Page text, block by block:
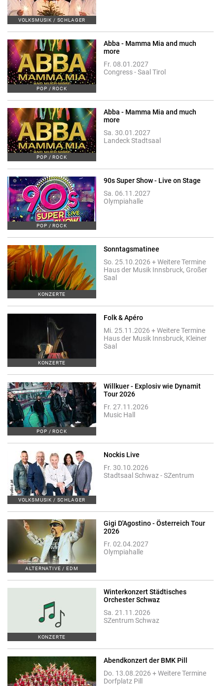
VOLKSMUSIK / SCHLAGER
POP / ROCK
Abba - Mamma Mia and much
more
Fr. 08.01.2027
Congress - Saal Tirol
POP / ROCK
Abba - Mamma Mia and much
more
Sa. 30.01.2027
Landeck Stadtsaal
POP / ROCK
90s Super Show - Live on Stage
Sa. 06.11.2027
Olympiahalle
KONZERTE
Sonntagsmatinee
So. 25.10.2026 + Weitere Termine
Haus der Musik Innsbruck, Großer
Saal
KONZERTE
Folk & Apéro
Mi. 25.11.2026 + Weitere Termine
Haus der Musik Innsbruck, Kleiner
Saal
POP / ROCK
Willkuer - Explosiv wie Dynamit
Tour 2026
Fr. 27.11.2026
Music Hall
VOLKSMUSIK / SCHLAGER
Nockis Live
Fr. 30.10.2026
Stadtsaal Schwaz - SZentrum
ALTERNATIVE / EDM
Gigi D'Agostino - Österreich Tour
2026
Fr. 02.04.2027
Olympiahalle
KONZERTE
Winterkonzert Städtisches
Orchester Schwaz
Sa. 21.11.2026
SZentrum Schwaz
Abendkonzert der BMK Pill
Do. 13.08.2026 + Weitere Termine
Dorfplatz Pill